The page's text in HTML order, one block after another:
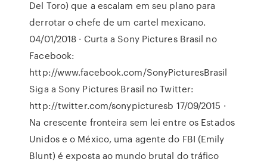
Del Toro) que a escalam em seu plano para
derrotar o chefe de um cartel mexicano.
04/01/2018 · Curta a Sony Pictures Brasil no
Facebook:
http://www.facebook.com/SonyPicturesBrasil
Siga a Sony Pictures Brasil no Twitter:
http://twitter.com/sonypicturesb 17/09/2015 ·
Na crescente fronteira sem lei entre os Estados
Unidos e o México, uma agente do FBI (Emily
Blunt) é exposta ao mundo brutal do tráfico